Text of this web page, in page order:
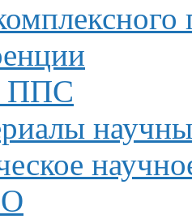
ППС